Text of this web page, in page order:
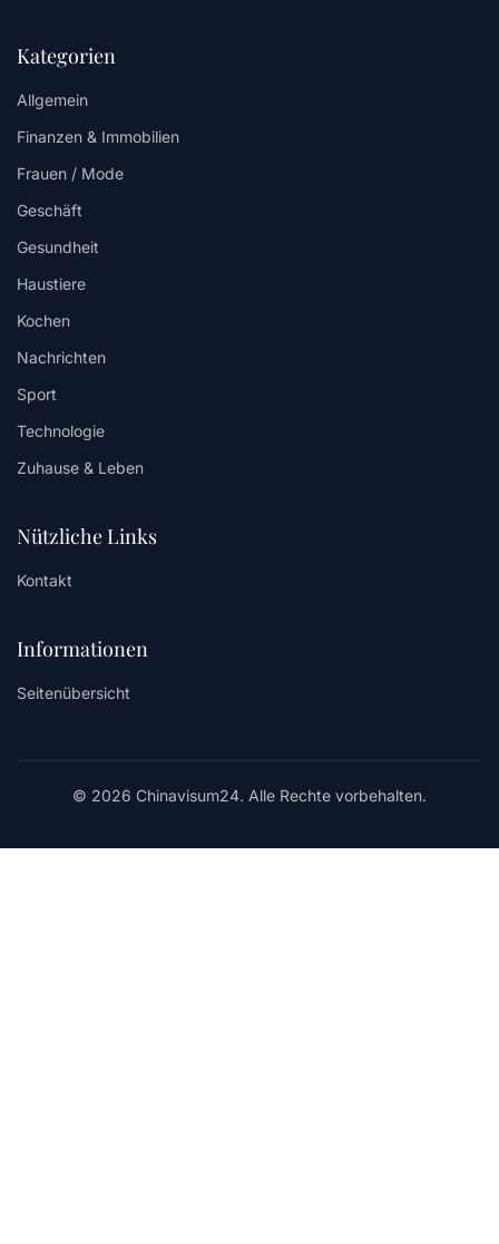
Kategorien
Allgemein
Finanzen & Immobilien
Frauen / Mode
Geschäft
Gesundheit
Haustiere
Kochen
Nachrichten
Sport
Technologie
Zuhause & Leben
Nützliche Links
Kontakt
Informationen
Seitenübersicht
© 2026 Chinavisum24. Alle Rechte vorbehalten.